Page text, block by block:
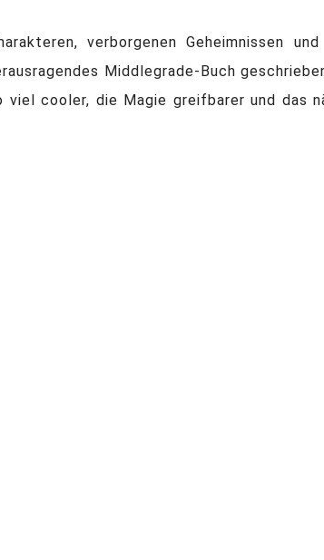
verborgenen Geheimnissen und
Middlegrade-Buch
cooler, die Magie greifbarer und das